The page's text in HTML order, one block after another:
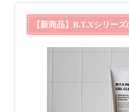
【新商品】B.T.Xシリー